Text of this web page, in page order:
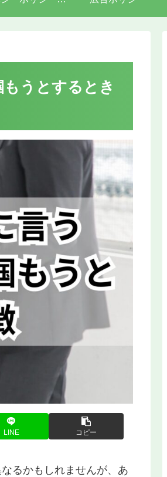
うとするとき
LINE コピー
るかもしれませんが、あ